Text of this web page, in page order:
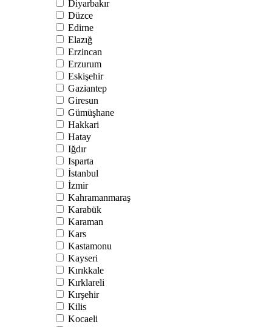
Diyarbakır
Düzce
Edirne
Elazığ
Erzincan
Erzurum
Eskişehir
Gaziantep
Giresun
Gümüşhane
Hakkari
Hatay
Iğdır
Isparta
İstanbul
İzmir
Kahramanmaraş
Karabük
Karaman
Kars
Kastamonu
Kayseri
Kırıkkale
Kırklareli
Kırşehir
Kilis
Kocaeli